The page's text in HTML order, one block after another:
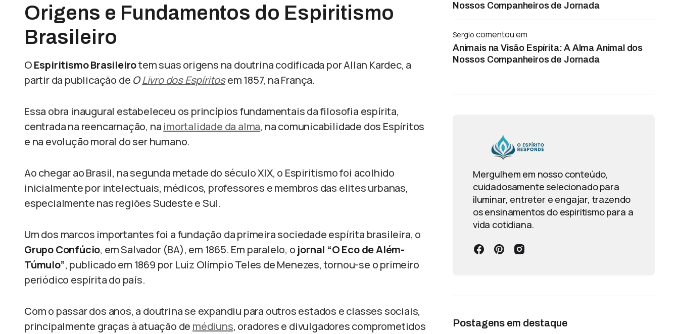
Origens e Fundamentos do Espiritismo
Brasileiro
OEspiritismo Brasileirotem suas origens na doutrina codificada por Allan Kardec, a
partir da publicação de OLivro dos Espíritosem 1857, na França.
Essa obra inaugural estabeleceu os princípios fundamentais da filosofia espírita,
centrada na reencarnação, na imortalidade da alma, na comunicabilidade dos Espíritos
e na evolução moral do ser humano.
Ao chegar ao Brasil, na segunda metade do século XIX, o Espiritismo foi acolhido
inicialmente por intelectuais, médicos, professores e membros das elites urbanas,
especialmente nas regiões Sudeste e Sul.
Um dos marcos importantes foi a fundação da primeira sociedade espírita brasileira, o
Grupo Confúcio, em Salvador (BA), em 1865. Em paralelo, o jornal “O Eco de Além-
Túmulo”, publicado em 1869 por Luiz Olímpio Teles de Menezes, tornou-se o primeiro
periódico espírita do país.
Com o passar dos anos, a doutrina se expandiu para outros estados e classes sociais,
principalmente graças à atuação de médiuns, oradores e divulgadores comprometidos
Nossos Companheiros de Jornada
Sergio comentou em
Animais na Visão Espírita: A Alma Animal dos
Nossos Companheiros de Jornada
Mergulhem em nosso conteúdo,
cuidadosamente selecionado para
iluminar, entreter e engajar, trazendo
os ensinamentos do espiritismo para a
vida cotidiana.
Postagens em destaque